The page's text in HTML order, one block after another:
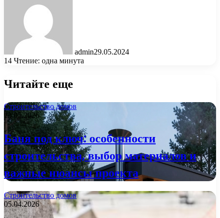
admin29.05.2024
14 Чтение: одна минута
Читайте еще
Строительство домов
13.05.2026
Баня под ключ: особенности
строительства, выбор материалов и
важные нюансы проекта
Строительство домов
05.04.2026